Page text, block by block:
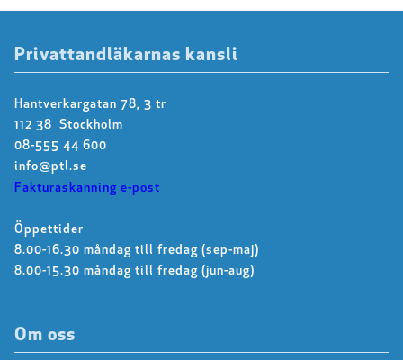
Privattandläkarnas kansli
Hantverkargatan 78, 3 tr
112 38 Stockholm
08-555 44 600
info@ptl.se
Fakturaskanning e-post
Öppettider
8.00-16.30 måndag till fredag (sep-maj)
8.00-15.30 måndag till fredag (jun-aug)
Om oss